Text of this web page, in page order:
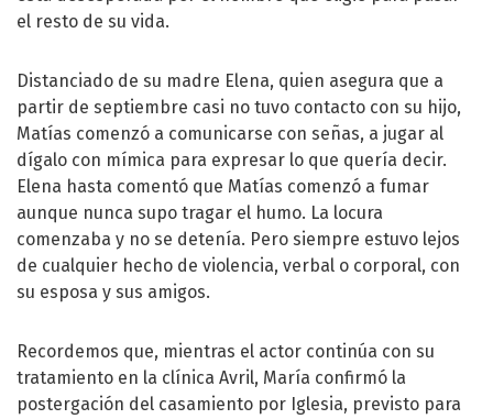
el resto de su vida.
Distanciado de su madre Elena, quien asegura que a
partir de septiembre casi no tuvo contacto con su hijo,
Matías comenzó a comunicarse con señas, a jugar al
dígalo con mímica para expresar lo que quería decir.
Elena hasta comentó que Matías comenzó a fumar
aunque nunca supo tragar el humo. La locura
comenzaba y no se detenía. Pero siempre estuvo lejos
de cualquier hecho de violencia, verbal o corporal, con
su esposa y sus amigos.
Recordemos que, mientras el actor continúa con su
tratamiento en la clínica Avril, María confirmó la
postergación del casamiento por Iglesia, previsto para